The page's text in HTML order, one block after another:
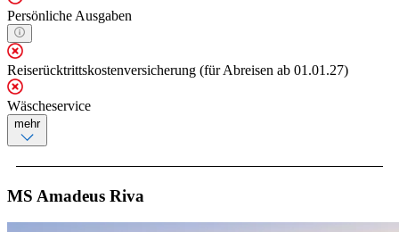
Persönliche Ausgaben
Reiserücktrittskostenversicherung (für Abreisen ab 01.01.27)
Wäscheservice
mehr
MS Amadeus Riva